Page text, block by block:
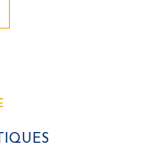
atelier,
une bonne
Grand Place, elle
de maison
! École à 2